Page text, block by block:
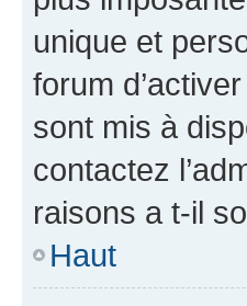
unique et
forum
sont mis à
contactez
raisons a t-il
Haut